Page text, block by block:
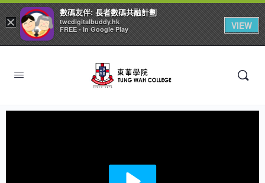
×
數碼友伴: 長者數碼共融計劃
twcdigitalbuddy.hk
FREE - In Google Play
VIEW